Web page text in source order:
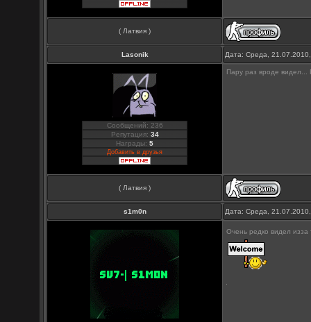
( Латвия )
Lasonik Дата: Среда,
Сообщений: 236
Репутация: 34
Награды:5
Добавить в друзья
Пару раз вроде видел...
( Латвия )
s1m0n Дата: Среда,
Очень редко видел